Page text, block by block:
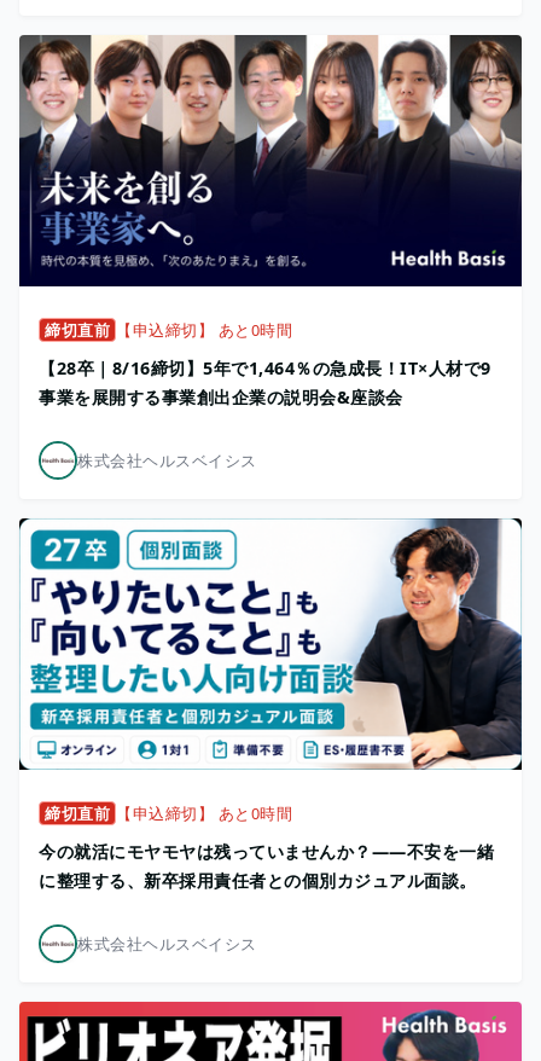
締切直前 【申込締切】 あと0時間
【28卒｜8/16締切】5年で1,464％の急成長！IT×人材で9
事業を展開する事業創出企業の説明会&座談会
株式会社ヘルスベイシス
締切直前 【申込締切】 あと0時間
今の就活にモヤモヤは残っていませんか？——不安を一緒
に整理する、新卒採用責任者との個別カジュアル面談。
株式会社ヘルスベイシス